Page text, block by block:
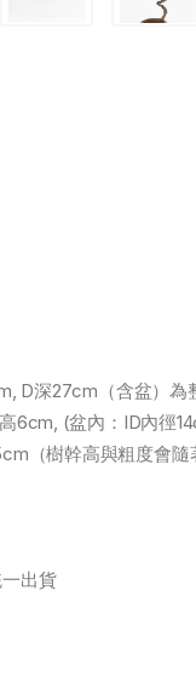
D深27cm（含盆）為
6cm, (盆內：ID內徑
（樹幹高與粗度會隨
出貨